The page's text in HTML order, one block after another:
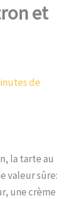
et
de
la tarte au
valeur sûre:
une crème